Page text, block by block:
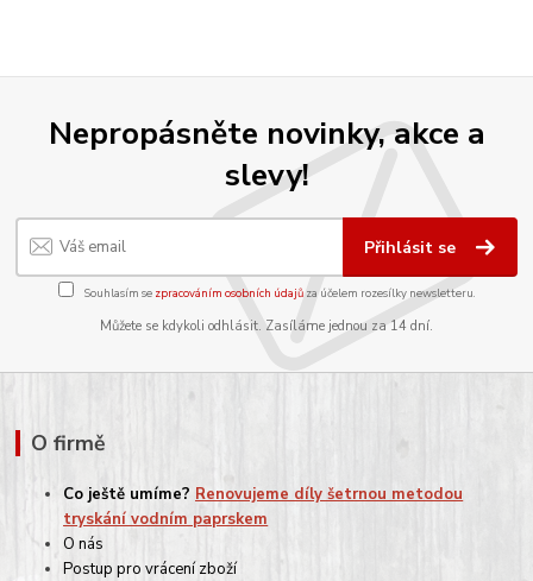
Nepropásněte novinky, akce a
slevy!
Přihlásit se
Souhlasím se zpracováním osobních údajůza účelem rozesílky newsletteru.
Můžete se kdykoli odhlásit. Zasíláme jednou za 14 dní.
O firmě
Co ještě umíme? Renovujeme díly šetrnou metodou
tryskání vodním paprskem
O nás
Postup pro vrácení zboží